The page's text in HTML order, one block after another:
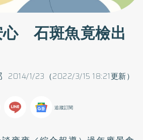
心 石斑魚竟檢出
2014/1/23（2022/3/15 18:21更新）
追蹤訂閱